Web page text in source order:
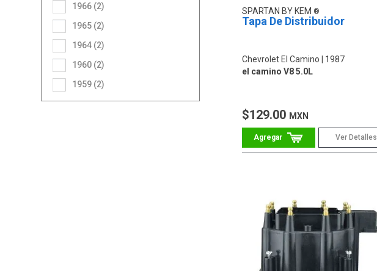
1959 (2)
1960 (2)
1964 (2)
1965 (2)
1966 (2)
SPARTAN BY KEM
Tapa De Distribuidor
Chevrolet El Camino
1987
el camino V8 5.0L
$129.00 MXN
Ver Detalles